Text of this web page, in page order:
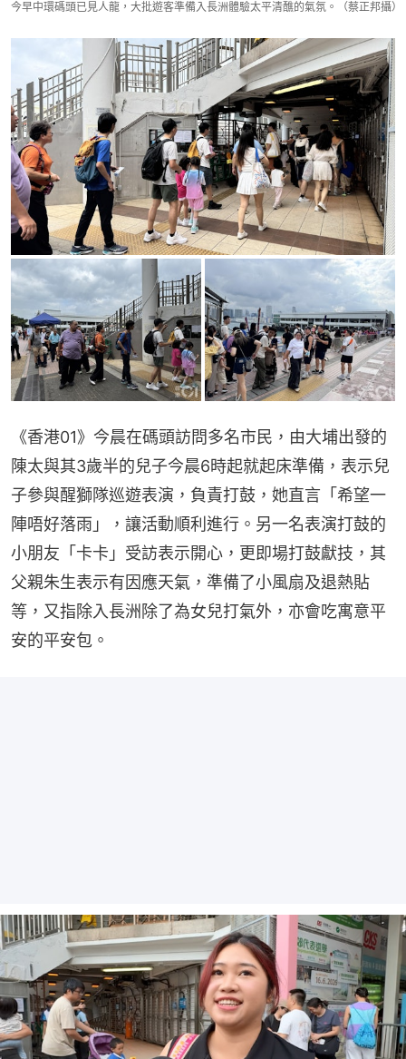
今早中環碼頭已見人龍，大批遊客準備入長洲體驗太平清醮的氣氛。（蔡正邦攝）
《香港01》今晨在碼頭訪問多名市民，由大埔出發的
陳太與其3歲半的兒子今晨6時起就起床準備，表示兒
子參與醒獅隊巡遊表演，負責打鼓，她直言「希望一
陣唔好落雨」，讓活動順利進行。另一名表演打鼓的
小朋友「卡卡」受訪表示開心，更即場打鼓獻技，其
父親朱生表示有因應天氣，準備了小風扇及退熱貼
等，又指除入長洲除了為女兒打氣外，亦會吃寓意平
安的平安包。